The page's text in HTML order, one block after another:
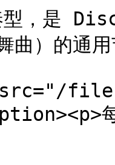
型，是
曲）的通